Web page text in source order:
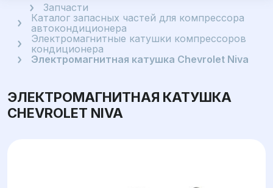
ГлавнаяЗапчасти
Каталог запасных частей для компрессора
автокондиционера
Электромагнитные катушки компрессоров
кондиционера
Электромагнитная катушка Chevrolet Niva
ЭЛЕКТРОМАГНИТНАЯ КАТУШКА
CHEVROLET NIVA